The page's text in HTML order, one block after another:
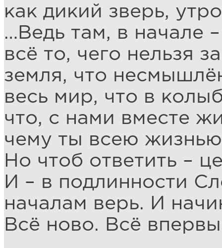
как дикий зверь,
…Ведь там, в начале
всё то, чего нельзя
земля, что
весь мир, что в
что, с нами вместе
чему ты всею жизнью
Но чтоб ответить –
И – в подлинности
началам верь. И
Всё ново. Всё